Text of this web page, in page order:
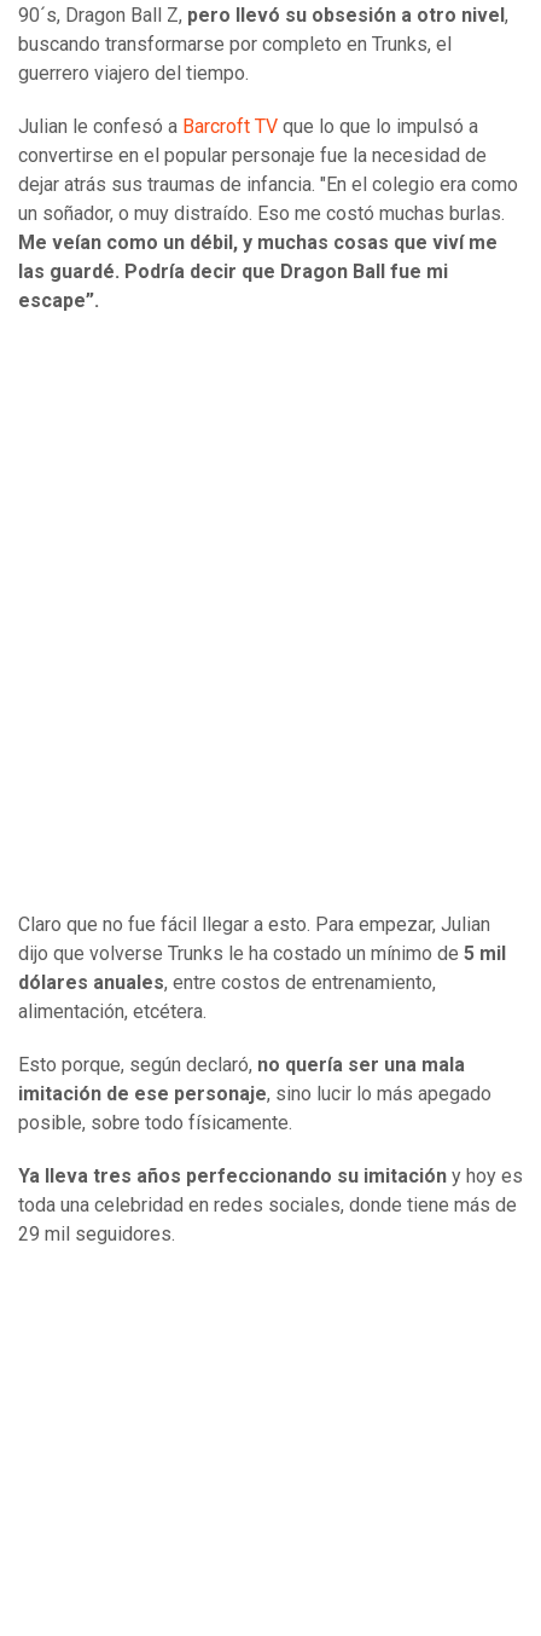
90´s, Dragon Ball Z, pero llevó su obsesión a otro nivel ,
buscando transformarse por completo en Trunks, el
guerrero viajero del tiempo.
Julian le confesó a Barcroft TV que lo que lo impulsó a
convertirse en el popular personaje fue la necesidad de
dejar atrás sus traumas de infancia. "En el colegio era como
un soñador, o muy distraído. Eso me costó muchas burlas.
Me veían como un débil, y muchas cosas que viví me
las guardé. Podría decir que Dragon Ball fue mi
escape”.
Claro que no fue fácil llegar a esto. Para empezar, Julian
dijo que volverse Trunks le ha costado un mínimo de 5 mil
dólares anuales, entre costos de entrenamiento,
alimentación, etcétera.
Esto porque, según declaró, no quería ser una mala
imitación de ese personaje, sino lucir lo más apegado
posible, sobre todo físicamente.
Ya lleva tres años perfeccionando su imitación y hoy es
toda una celebridad en redes sociales, donde tiene más de
29 mil seguidores.